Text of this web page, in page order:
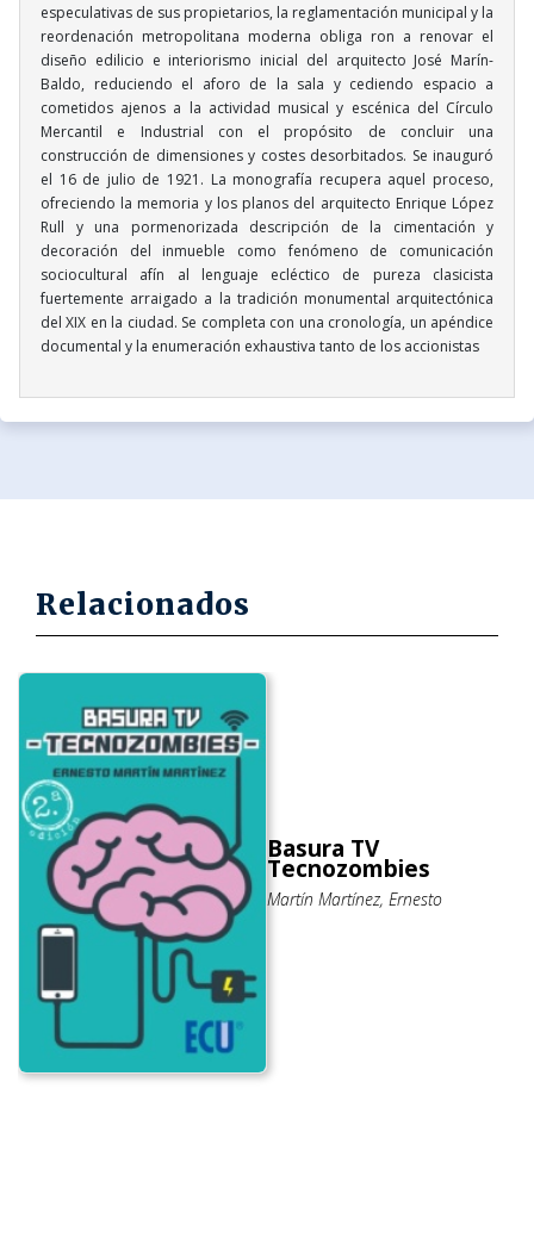
especulativas de sus propietarios, la reglamentación municipal y la
reordenación metropolitana moderna obliga ron a renovar el
diseño edilicio e interiorismo inicial del arquitecto José Marín-
Baldo, reduciendo el aforo de la sala y cediendo espacio a
cometidos ajenos a la actividad musical y escénica del Círculo
Mercantil e Industrial con el propósito de concluir una
construcción de dimensiones y costes desorbitados. Se inauguró
el 16 de julio de 1921. La monografía recupera aquel proceso,
ofreciendo la memoria y los planos del arquitecto Enrique López
Rull y una pormenorizada descripción de la cimentación y
decoración del inmueble como fenómeno de comunicación
sociocultural afín al lenguaje ecléctico de pureza clasicista
fuertemente arraigado a la tradición monumental arquitectónica
del XIX en la ciudad. Se completa con una cronología, un apéndice
documental y la enumeración exhaustiva tanto de los accionistas
Relacionados
Basura TV
Tecnozombies
Martín Martínez, Ernesto